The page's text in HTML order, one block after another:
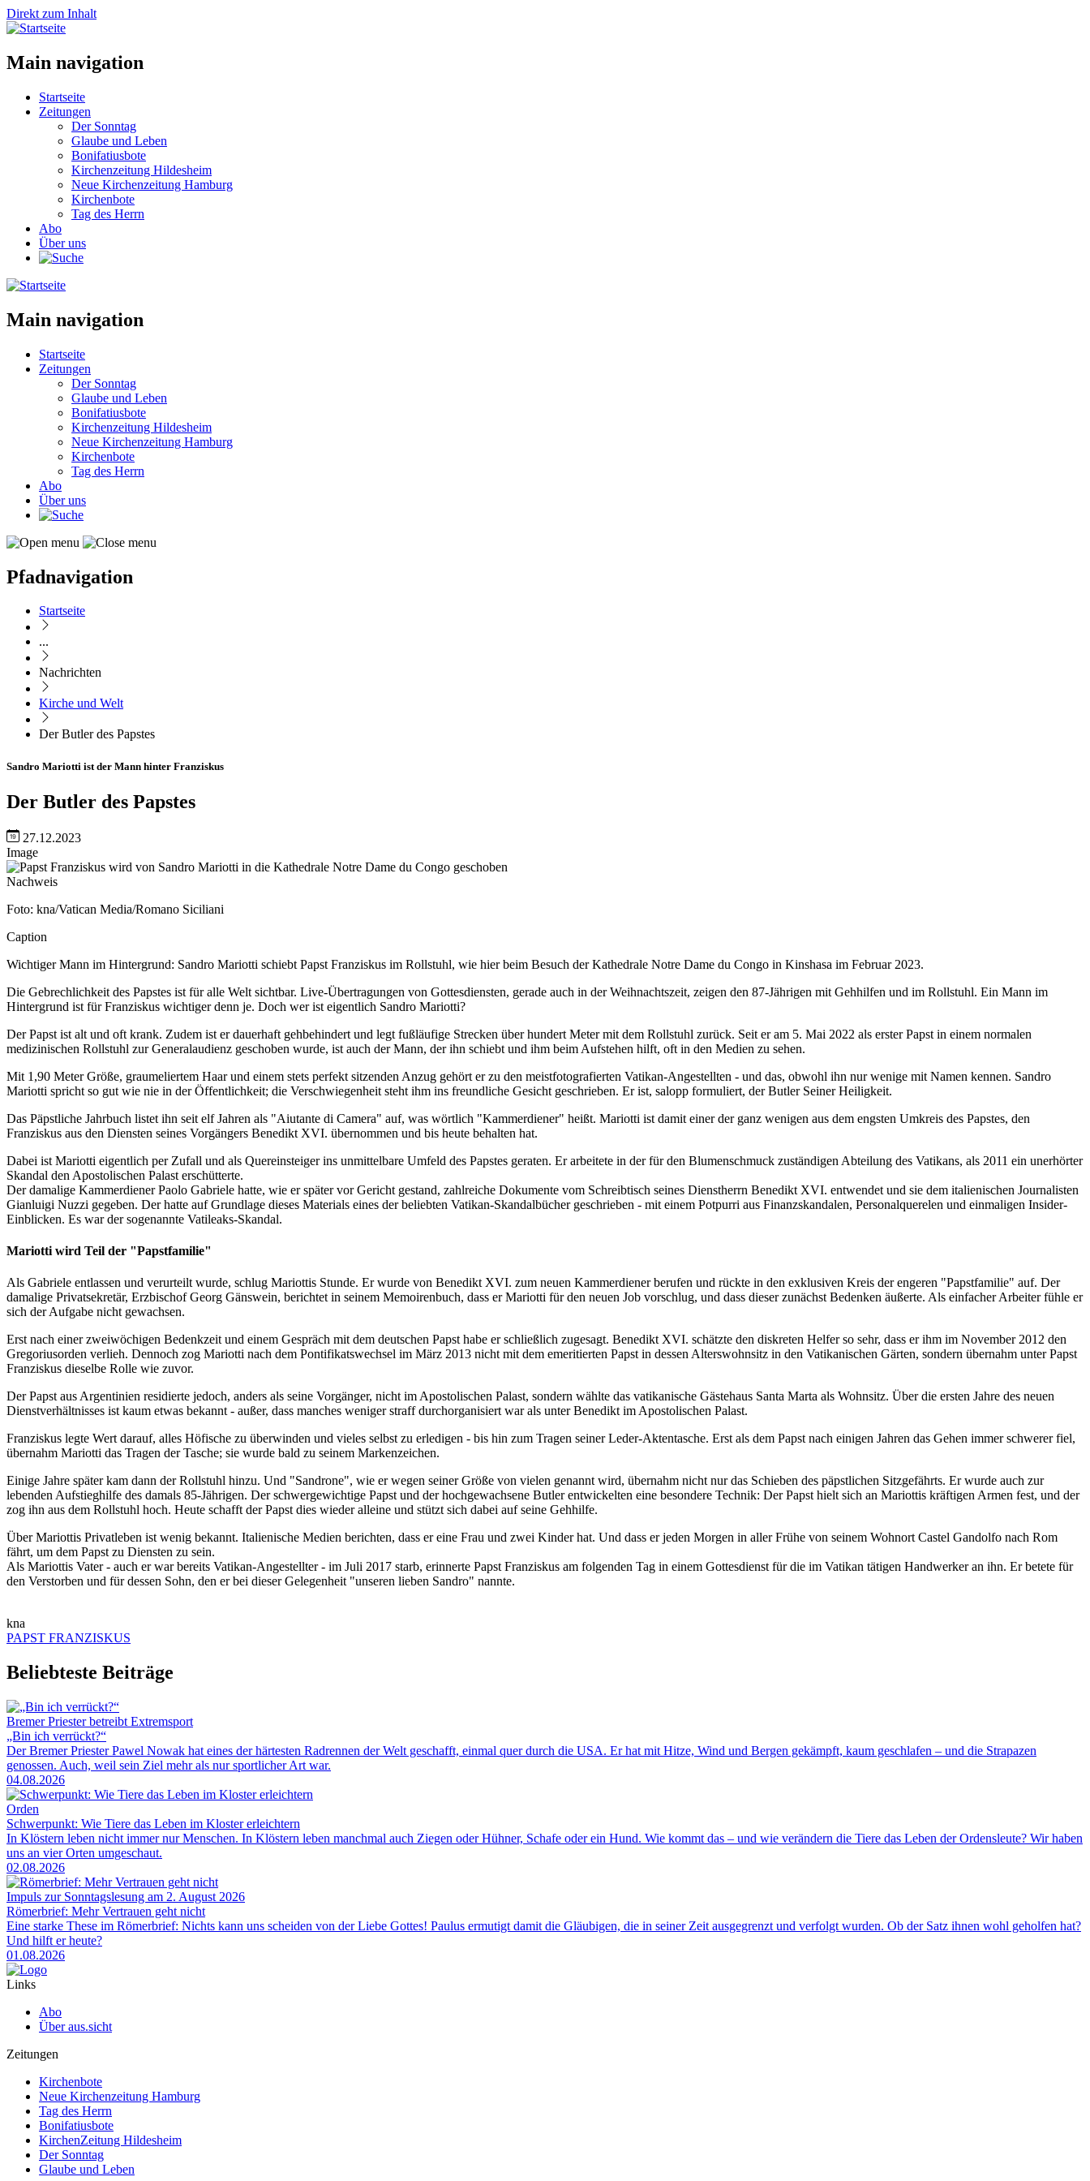
Direkt zum Inhalt
Main navigation
Startseite
Zeitungen
Der Sonntag
Glaube und Leben
Bonifatiusbote
Kirchenzeitung Hildesheim
Neue Kirchenzeitung Hamburg
Kirchenbote
Tag des Herrn
Abo
Über uns
Main navigation
Startseite
Zeitungen
Der Sonntag
Glaube und Leben
Bonifatiusbote
Kirchenzeitung Hildesheim
Neue Kirchenzeitung Hamburg
Kirchenbote
Tag des Herrn
Abo
Über uns
Pfadnavigation
Startseite
...
Nachrichten
Kirche und Welt
Der Butler des Papstes
Sandro Mariotti ist der Mann hinter Franziskus
Der Butler des Papstes
27.12.2023
Image
Nachweis
Foto: kna/Vatican Media/Romano Siciliani
Caption
Wichtiger Mann im Hintergrund: Sandro Mariotti schiebt Papst Franziskus im Rollstuhl, wie hier beim Besuch der Kathedrale Notre Dame du Congo in Kinshasa im Februar 2023.
Die Gebrechlichkeit des Papstes ist für alle Welt sichtbar. Live-Übertragungen von Gottesdiensten, gerade auch in der Weihnachtszeit, zeigen den 87-Jährigen mit Gehhilfen und im Rollstuhl. Ein Mann im
Hintergrund ist für Franziskus wichtiger denn je. Doch wer ist eigentlich Sandro Mariotti?
Der Papst ist alt und oft krank. Zudem ist er dauerhaft gehbehindert und legt fußläufige Strecken über hundert Meter mit dem Rollstuhl zurück. Seit er am 5. Mai 2022 als erster Papst in einem normalen
medizinischen Rollstuhl zur Generalaudienz geschoben wurde, ist auch der Mann, der ihn schiebt und ihm beim Aufstehen hilft, oft in den Medien zu sehen.
Mit 1,90 Meter Größe, graumeliertem Haar und einem stets perfekt sitzenden Anzug gehört er zu den meistfotografierten Vatikan-Angestellten - und das, obwohl ihn nur wenige mit Namen kennen. Sandro
Mariotti spricht so gut wie nie in der Öffentlichkeit; die Verschwiegenheit steht ihm ins freundliche Gesicht geschrieben. Er ist, salopp formuliert, der Butler Seiner Heiligkeit.
Das Päpstliche Jahrbuch listet ihn seit elf Jahren als "Aiutante di Camera" auf, was wörtlich "Kammerdiener" heißt. Mariotti ist damit einer der ganz wenigen aus dem engsten Umkreis des Papstes, den
Franziskus aus den Diensten seines Vorgängers Benedikt XVI. übernommen und bis heute behalten hat.
Dabei ist Mariotti eigentlich per Zufall und als Quereinsteiger ins unmittelbare Umfeld des Papstes geraten. Er arbeitete in der für den Blumenschmuck zuständigen Abteilung des Vatikans, als 2011 ein unerhörter
Skandal den Apostolischen Palast erschütterte.
Der damalige Kammerdiener Paolo Gabriele hatte, wie er später vor Gericht gestand, zahlreiche Dokumente vom Schreibtisch seines Dienstherrn Benedikt XVI. entwendet und sie dem italienischen Journalisten
Gianluigi Nuzzi gegeben. Der hatte auf Grundlage dieses Materials eines der beliebten Vatikan-Skandalbücher geschrieben - mit einem Potpurri aus Finanzskandalen, Personalquerelen und einmaligen Insider-
Einblicken. Es war der sogenannte Vatileaks-Skandal.
Mariotti wird Teil der "Papstfamilie"
Als Gabriele entlassen und verurteilt wurde, schlug Mariottis Stunde. Er wurde von Benedikt XVI. zum neuen Kammerdiener berufen und rückte in den exklusiven Kreis der engeren "Papstfamilie" auf. Der
damalige Privatsekretär, Erzbischof Georg Gänswein, berichtet in seinem Memoirenbuch, dass er Mariotti für den neuen Job vorschlug, und dass dieser zunächst Bedenken äußerte. Als einfacher Arbeiter fühle er
sich der Aufgabe nicht gewachsen.
Erst nach einer zweiwöchigen Bedenkzeit und einem Gespräch mit dem deutschen Papst habe er schließlich zugesagt. Benedikt XVI. schätzte den diskreten Helfer so sehr, dass er ihm im November 2012 den
Gregoriusorden verlieh. Dennoch zog Mariotti nach dem Pontifikatswechsel im März 2013 nicht mit dem emeritierten Papst in dessen Alterswohnsitz in den Vatikanischen Gärten, sondern übernahm unter Papst
Franziskus dieselbe Rolle wie zuvor.
Der Papst aus Argentinien residierte jedoch, anders als seine Vorgänger, nicht im Apostolischen Palast, sondern wählte das vatikanische Gästehaus Santa Marta als Wohnsitz. Über die ersten Jahre des neuen
Dienstverhältnisses ist kaum etwas bekannt - außer, dass manches weniger straff durchorganisiert war als unter Benedikt im Apostolischen Palast.
Franziskus legte Wert darauf, alles Höfische zu überwinden und vieles selbst zu erledigen - bis hin zum Tragen seiner Leder-Aktentasche. Erst als dem Papst nach einigen Jahren das Gehen immer schwerer fiel,
übernahm Mariotti das Tragen der Tasche; sie wurde bald zu seinem Markenzeichen.
Einige Jahre später kam dann der Rollstuhl hinzu. Und "Sandrone", wie er wegen seiner Größe von vielen genannt wird, übernahm nicht nur das Schieben des päpstlichen Sitzgefährts. Er wurde auch zur
lebenden Aufstieghilfe des damals 85-Jährigen. Der schwergewichtige Papst und der hochgewachsene Butler entwickelten eine besondere Technik: Der Papst hielt sich an Mariottis kräftigen Armen fest, und der
zog ihn aus dem Rollstuhl hoch. Heute schafft der Papst dies wieder alleine und stützt sich dabei auf seine Gehhilfe.
Über Mariottis Privatleben ist wenig bekannt. Italienische Medien berichten, dass er eine Frau und zwei Kinder hat. Und dass er jeden Morgen in aller Frühe von seinem Wohnort Castel Gandolfo nach Rom
fährt, um dem Papst zu Diensten zu sein.
Als Mariottis Vater - auch er war bereits Vatikan-Angestellter - im Juli 2017 starb, erinnerte Papst Franziskus am folgenden Tag in einem Gottesdienst für die im Vatikan tätigen Handwerker an ihn. Er betete für
den Verstorben und für dessen Sohn, den er bei dieser Gelegenheit "unseren lieben Sandro" nannte.
kna
PAPST FRANZISKUS
Beliebteste Beiträge
Bremer Priester betreibt Extremsport
„Bin ich verrückt?“
Der Bremer Priester Pawel Nowak hat eines der härtesten Radrennen der Welt geschafft, einmal quer durch die USA. Er hat mit Hitze, Wind und Bergen gekämpft, kaum geschlafen – und die Strapazen
genossen. Auch, weil sein Ziel mehr als nur sportlicher Art war.
04.08.2026
Orden
Schwerpunkt: Wie Tiere das Leben im Kloster erleichtern
In Klöstern leben nicht immer nur Menschen. In Klöstern leben manchmal auch Ziegen oder Hühner, Schafe oder ein Hund. Wie kommt das – und wie verändern die Tiere das Leben der Ordensleute? Wir haben
uns an vier Orten umgeschaut.
02.08.2026
Impuls zur Sonntagslesung am 2. August 2026
Römerbrief: Mehr Vertrauen geht nicht
Eine starke These im Römerbrief: Nichts kann uns scheiden von der Liebe Gottes! Paulus ermutigt damit die Gläubigen, die in seiner Zeit ausgegrenzt und verfolgt wurden. Ob der Satz ihnen wohl geholfen hat?
Und hilft er heute?
01.08.2026
Links
Abo
Über aus.sicht
Zeitungen
Kirchenbote
Neue Kirchenzeitung Hamburg
Tag des Herrn
Bonifatiusbote
KirchenZeitung Hildesheim
Der Sonntag
Glaube und Leben